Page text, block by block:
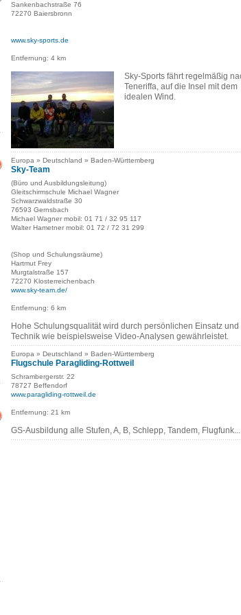
Sankenbachstraße 76
72270 Baiersbronn
www.sky-sports.de
Entfernung: 4 km
Sky-Sports fährt regelmäßig
Teneriffa, auf die Insel mit dem
idealen Wind.
Europa » Deutschland » Baden-Württemberg
Sky-Team
(Büro und Ausbildungsleitung)
Gleitschirmschule Michael Wagner
Schwarzwaldstraße 30
76593 Gernsbach
Michael Wagner mobil: 01 71 / 32 95 117
Walter Hametner mobil: 01 72 / 72 31 299
(Shop und Schulungsräume)
Hartmut Frey
Murgtalstraße 157
72270 Klosterreichenbach
www.sky-team.de/
Entfernung: 6 km
Hohe Schulungsqualität wird durch persönlichen Einsatz und
Technik wie beispielsweise Video-Analysen gewährleistet.
Europa » Deutschland » Baden-Württemberg
Flugschule Paragliding-Rottweil
Schrambergerstr. 22
78727 Beffendorf
www.paragliding-rottweil.de
Entfernung: 21 km
GS-Ausbildung alle Stufen, A, B, Schlepp, Tandem, Flugfunk...